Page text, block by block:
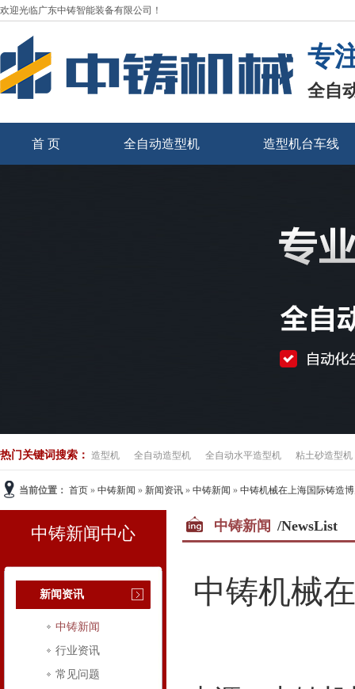
欢迎光临广东中铸智能装备有限公司！
专
全自
首 页 全自动造型机 造型机台车线
热门关键词搜索： 造型机 全自动造型机 全自动水平造型机 粘土砂造型机
当前位置： 首页 » 中铸新闻 » 新闻资讯 » 中铸新闻 » 中铸机械在上海国际铸造
中铸新闻中心
新闻资讯
中铸新闻
行业资讯
常见问题
中铸新闻 /NewsList
中铸机械